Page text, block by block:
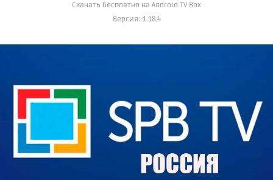
Cкачать бесплатно на Android TV Box
Версия: 1.18.4